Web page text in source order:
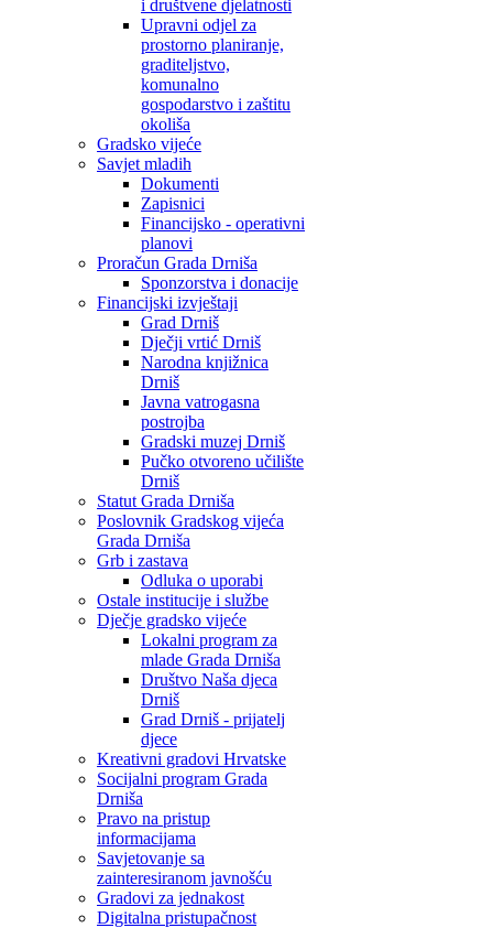
i društvene djelatnosti
Upravni odjel za
prostorno planiranje,
graditeljstvo,
komunalno
gospodarstvo i zaštitu
okoliša
Gradsko vijeće
Savjet mladih
Dokumenti
Zapisnici
Financijsko - operativni
planovi
Proračun Grada Drniša
Sponzorstva i donacije
Financijski izvještaji
Grad Drniš
Dječji vrtić Drniš
Narodna knjižnica
Drniš
Javna vatrogasna
postrojba
Gradski muzej Drniš
Pučko otvoreno učilište
Drniš
Statut Grada Drniša
Poslovnik Gradskog vijeća
Grada Drniša
Grb i zastava
Odluka o uporabi
Ostale institucije i službe
Dječje gradsko vijeće
Lokalni program za
mlade Grada Drniša
Društvo Naša djeca
Drniš
Grad Drniš - prijatelj
djece
Kreativni gradovi Hrvatske
Socijalni program Grada
Drniša
Pravo na pristup
informacijama
Savjetovanje sa
zainteresiranom javnošću
Gradovi za jednakost
Digitalna pristupačnost